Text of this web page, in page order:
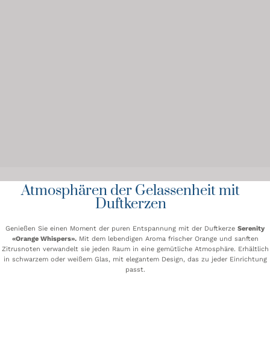
Atmosphären der Gelassenheit mit
Duftkerzen
Genießen Sie einen Moment der puren Entspannung mit der Duftkerze Serenity
«Orange Whispers».Mit dem lebendigen Aroma frischer Orange und sanften
Zitrusnoten verwandelt sie jeden Raum in eine gemütliche Atmosphäre. Erhältlich
in schwarzem oder weißem Glas, mit elegantem Design, das zu jeder Einrichtung
passt.